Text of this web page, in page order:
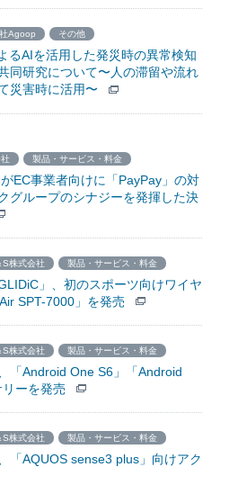
Agoop その他
るAIを活用した発災時の異常検知
同研究について〜人の滞留や流れ
災害時に活用〜
製品・サービス・料金
EC事業者向けに「PayPay」の対
グループのシナジーを発揮した決
S株式会社 製品・サービス・料金
」、初のスポーツ向けワイヤ
SPT-7000」を発売
S株式会社 製品・サービス・料金
「Android One S6」「Android
ーを発売
S株式会社 製品・サービス・料金
「AQUOS sense3 plus」向けアク